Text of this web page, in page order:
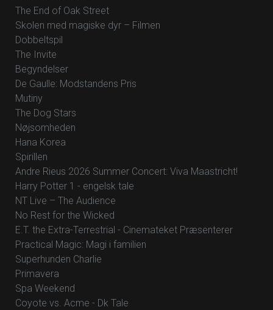
The End of Oak Street
Skolen med magiske dyr – Filmen
Dobbeltspil
The Invite
Begyndelser
De Gaulle: Modstandens Pris
Mutiny
The Dog Stars
Nøjsomheden
Hana Korea
Spirillen
Andre Rieus 2026 Summer Concert: Viva Maastricht!
Harry Potter 1 - engelsk tale
NT Live – The Audience
No Rest for the Wicked
E.T. the Extra-Terrestrial - Cinemateket Præsenterer
Practical Magic: Magi i familien
Superhunden Charlie
Primavera
Spa Weekend
Coyote vs. Acme - Dk Tale